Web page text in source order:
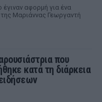
έγιναν αφορμή για ένα
Μαριάννας Γεωργαντή
που
κατά τη διάρκεια